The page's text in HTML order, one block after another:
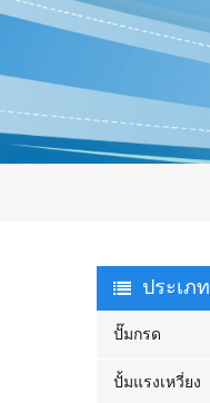
ประเภท
ปั๊มกรด
ปั้มแรงเหวี่ยง